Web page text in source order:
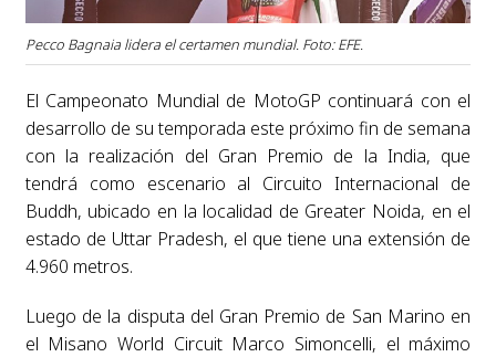
Pecco Bagnaia lidera el certamen mundial. Foto: EFE.
El Campeonato Mundial de MotoGP continuará con el
desarrollo de su temporada este próximo fin de semana
con la realización del Gran Premio de la India, que
tendrá como escenario al Circuito Internacional de
Buddh, ubicado en la localidad de Greater Noida, en el
estado de Uttar Pradesh, el que tiene una extensión de
4.960 metros.
Luego de la disputa del Gran Premio de San Marino en
el Misano World Circuit Marco Simoncelli, el máximo